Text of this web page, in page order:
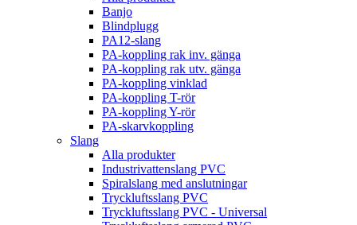
Banjo
Blindplugg
PA12-slang
PA-koppling rak inv. gänga
PA-koppling rak utv. gänga
PA-koppling vinklad
PA-koppling T-rör
PA-koppling Y-rör
PA-skarvkoppling
Slang
Alla produkter
Industrivattenslang PVC
Spiralslang med anslutningar
Tryckluftsslang PVC
Tryckluftsslang PVC - Universal